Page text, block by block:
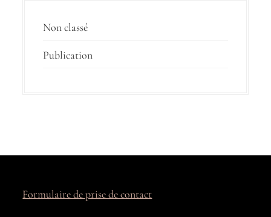
Non classé
Publication
Formulaire de prise de contact